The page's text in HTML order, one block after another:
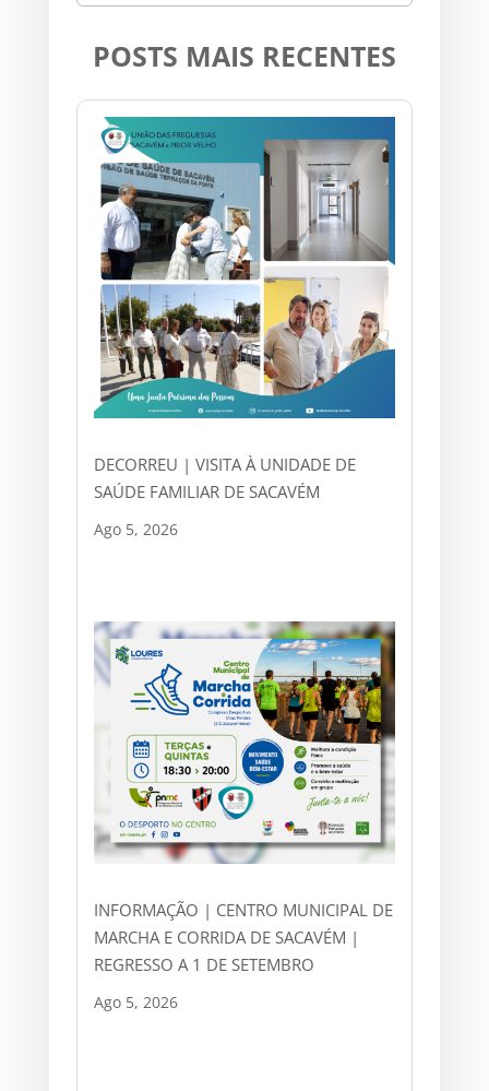
POSTS MAIS RECENTES
DECORREU | VISITA À UNIDADE DE
SAÚDE FAMILIAR DE SACAVÉM
Ago 5, 2026
INFORMAÇÃO | CENTRO MUNICIPAL DE
MARCHA E CORRIDA DE SACAVÉM |
REGRESSO A 1 DE SETEMBRO
Ago 5, 2026